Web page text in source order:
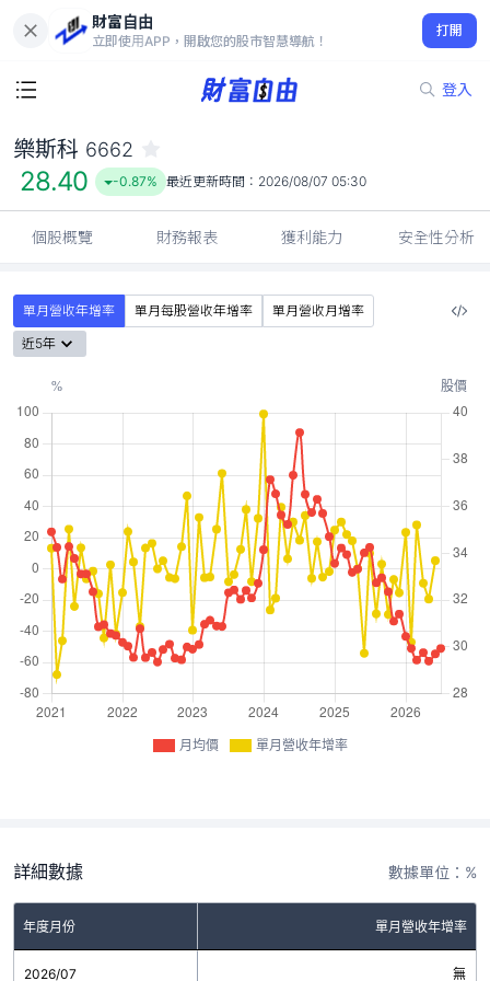
財富自由
立即使用APP，開啟您的股市智慧導航！
打開
登入
28.40
-0.87%
樂斯科 6662
28.40 -0.87% 最近更新時間： 2026/08/07 05:30
個股概覽 財務報表 獲利能力 安全性分析
單月營收年增率 單月每股營收年增率
單月營收月增率
近5年
月均價 單月營收年增率
詳細數據 數據單位：%
年度月份 單月營收年增率
2026/07 無